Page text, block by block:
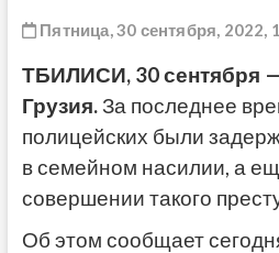
Пятница, 30 сентября, 2022,
ТБИЛИСИ, 30 сентября
Грузия.За последнее
полицейских были
в семейном насилии, а
совершении такого
Об этом сообщает